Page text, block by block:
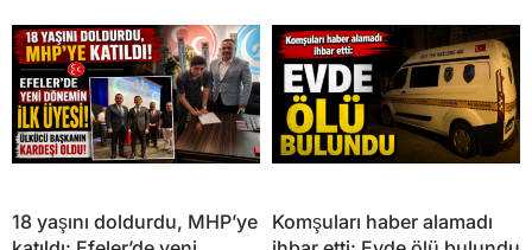
18 yaşını doldurdu, MHP’ye
Komşuları haber alamadı